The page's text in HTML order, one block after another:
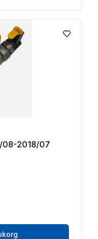
Lägg till
08-2018/07